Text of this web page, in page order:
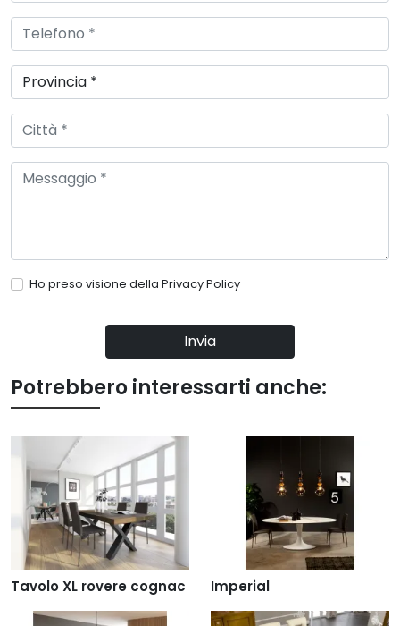
Ho preso visione della Privacy Policy
Invia
Potrebbero interessarti anche:
Tavolo XL rovere cognac Imperial